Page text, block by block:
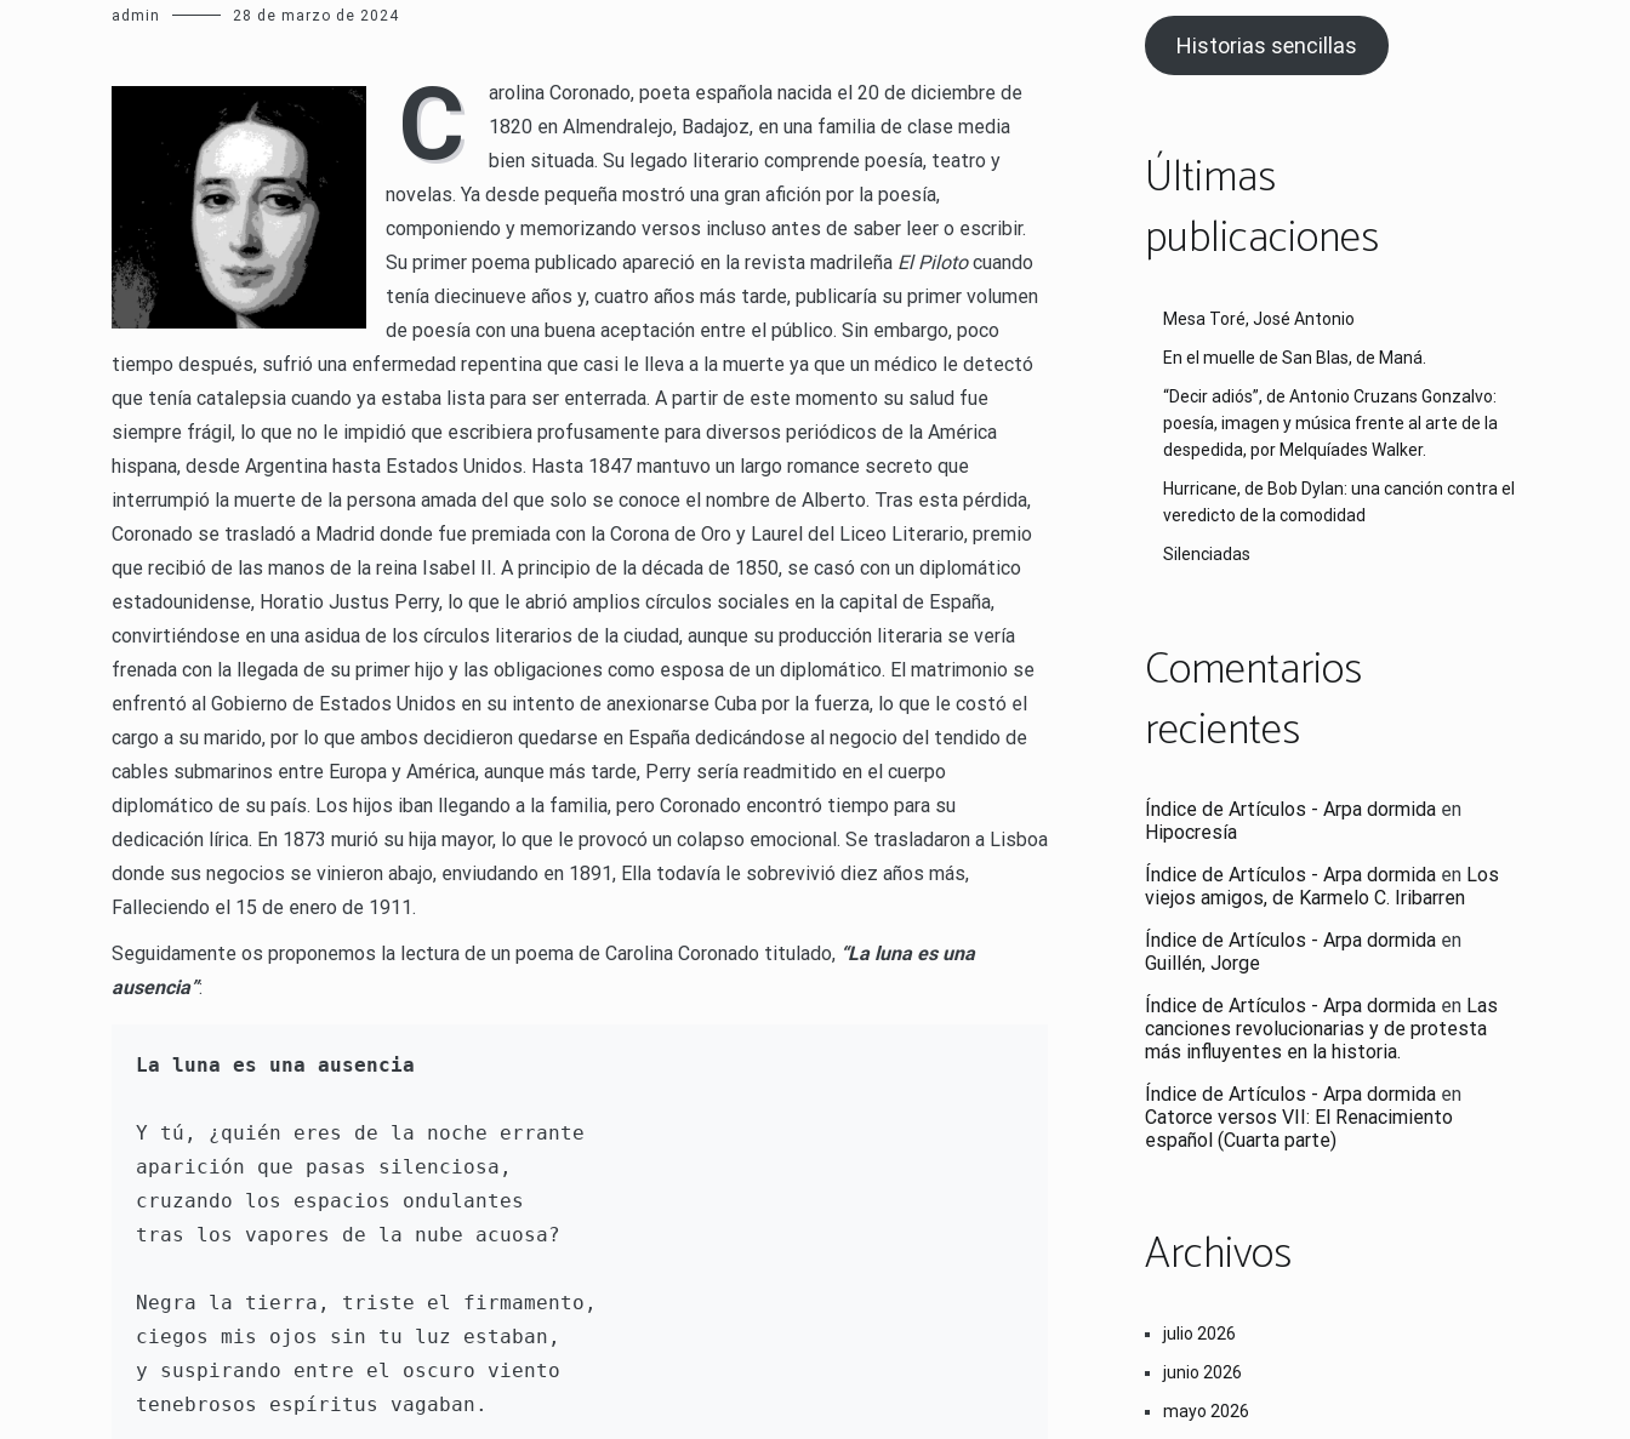
admin 28 de marzo de 2024
C
arolina Coronado, poeta española nacida el 20 de diciembre de
1820 en Almendralejo, Badajoz, en una familia de clase media
bien situada. Su legado literario comprende poesía, teatro y
novelas. Ya desde pequeña mostró una gran afición por la poesía,
componiendo y memorizando versos incluso antes de saber leer o escribir.
Su primer poema publicado apareció en la revista madrileña El Pilotocuando
tenía diecinueve años y, cuatro años más tarde, publicaría su primer volumen
de poesía con una buena aceptación entre el público. Sin embargo, poco
tiempo después, sufrió una enfermedad repentina que casi le lleva a la muerte ya que un médico le detectó
que tenía catalepsia cuando ya estaba lista para ser enterrada. A partir de este momento su salud fue
siempre frágil, lo que no le impidió que escribiera profusamente para diversos periódicos de la América
hispana, desde Argentina hasta Estados Unidos. Hasta 1847 mantuvo un largo romance secreto que
interrumpió la muerte de la persona amada del que solo se conoce el nombre de Alberto. Tras esta pérdida,
Coronado se trasladó a Madrid donde fue premiada con la Corona de Oro y Laurel del Liceo Literario, premio
que recibió de las manos de la reina Isabel II. A principio de la década de 1850, se casó con un diplomático
estadounidense, Horatio Justus Perry, lo que le abrió amplios círculos sociales en la capital de España,
convirtiéndose en una asidua de los círculos literarios de la ciudad, aunque su producción literaria se vería
frenada con la llegada de su primer hijo y las obligaciones como esposa de un diplomático. El matrimonio se
enfrentó al Gobierno de Estados Unidos en su intento de anexionarse Cuba por la fuerza, lo que le costó el
cargo a su marido, por lo que ambos decidieron quedarse en España dedicándose al negocio del tendido de
cables submarinos entre Europa y América, aunque más tarde, Perry sería readmitido en el cuerpo
diplomático de su país. Los hijos iban llegando a la familia, pero Coronado encontró tiempo para su
dedicación lírica. En 1873 murió su hija mayor, lo que le provocó un colapso emocional. Se trasladaron a Lisboa
donde sus negocios se vinieron abajo, enviudando en 1891, Ella todavía le sobrevivió diez años más,
Falleciendo el 15 de enero de 1911.
Seguidamente os proponemos la lectura de un poema de Carolina Coronado titulado, “La luna es una
ausencia”:
La luna es una ausencia
Y tú, ¿quién eres de la noche errante
aparición que pasas silenciosa,
cruzando los espacios ondulantes
tras los vapores de la nube acuosa?
Negra la tierra, triste el firmamento,
ciegos mis ojos sin tu luz estaban,
y suspirando entre el oscuro viento
tenebrosos espíritus vagaban.
Historias sencillas
Últimas
publicaciones
Mesa Toré, José Antonio
En el muelle de San Blas, de Maná.
“Decir adiós”, de Antonio Cruzans Gonzalvo:
poesía, imagen y música frente al arte de la
despedida, por Melquíades Walker.
Hurricane, de Bob Dylan: una canción contra el
veredicto de la comodidad
Silenciadas
Comentarios
recientes
Índice de Artículos - Arpa dormida en
Hipocresía
Índice de Artículos - Arpa dormida en Los
viejos amigos, de Karmelo C. Iribarren
Índice de Artículos - Arpa dormida en
Guillén, Jorge
Índice de Artículos - Arpa dormida en Las
canciones revolucionarias y de protesta
más influyentes en la historia.
Índice de Artículos - Arpa dormida en
Catorce versos VII: El Renacimiento
español (Cuarta parte)
Archivos
julio 2026
junio 2026
mayo 2026